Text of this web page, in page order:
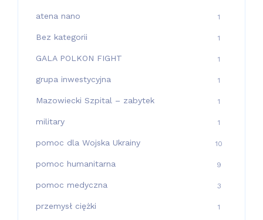
atena nano 1
Bez kategorii 1
GALA POLKON FIGHT 1
grupa inwestycyjna 1
Mazowiecki Szpital – zabytek 1
military 1
pomoc dla Wojska Ukrainy 10
pomoc humanitarna 9
pomoc medyczna 3
przemysł ciężki 1